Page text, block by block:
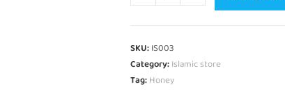
SKU: IS003
Category: Islamic store
Tag: Honey